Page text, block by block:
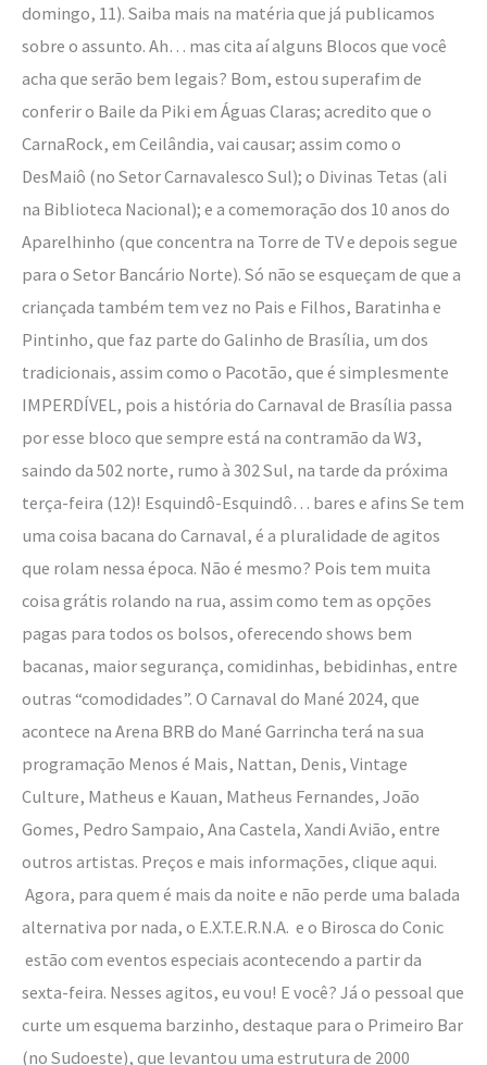
domingo, 11). Saiba mais na matéria que já publicamos
sobre o assunto. Ah… mas cita aí alguns Blocos que você
acha que serão bem legais? Bom, estou superafim de
conferir o Baile da Piki em Águas Claras; acredito que o
CarnaRock, em Ceilândia, vai causar; assim como o
DesMaiô (no Setor Carnavalesco Sul); o Divinas Tetas (ali
na Biblioteca Nacional); e a comemoração dos 10 anos do
Aparelhinho (que concentra na Torre de TV e depois segue
para o Setor Bancário Norte). Só não se esqueçam de que a
criançada também tem vez no Pais e Filhos, Baratinha e
Pintinho, que faz parte do Galinho de Brasília, um dos
tradicionais, assim como o Pacotão, que é simplesmente
IMPERDÍVEL, pois a história do Carnaval de Brasília passa
por esse bloco que sempre está na contramão da W3,
saindo da 502 norte, rumo à 302 Sul, na tarde da próxima
terça-feira (12)! Esquindô-Esquindô… bares e afins Se tem
uma coisa bacana do Carnaval, é a pluralidade de agitos
que rolam nessa época. Não é mesmo? Pois tem muita
coisa grátis rolando na rua, assim como tem as opções
pagas para todos os bolsos, oferecendo shows bem
bacanas, maior segurança, comidinhas, bebidinhas, entre
outras “comodidades”. O Carnaval do Mané 2024, que
acontece na Arena BRB do Mané Garrincha terá na sua
programação Menos é Mais, Nattan, Denis, Vintage
Culture, Matheus e Kauan, Matheus Fernandes, João
Gomes, Pedro Sampaio, Ana Castela, Xandi Avião, entre
outros artistas. Preços e mais informações, clique aqui.
Agora, para quem é mais da noite e não perde uma balada
alternativa por nada, o E.X.T.E.R.N.A. e o Birosca do Conic
estão com eventos especiais acontecendo a partir da
sexta-feira. Nesses agitos, eu vou! E você? Já o pessoal que
curte um esquema barzinho, destaque para o Primeiro Bar
(no Sudoeste), que levantou uma estrutura de 2000